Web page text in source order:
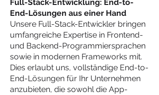
Full-Stack-Entwicklung: End-to-
End-Lösungen aus einer Hand
Unsere Full-Stack-Entwickler bringen
umfangreiche Expertise in Frontend-
und Backend-Programmiersprachen
sowie in modernen Frameworks mit.
Dies erlaubt uns, vollständige End-to-
End-Lösungen für Ihr Unternehmen
anzubieten, die sowohl die App-